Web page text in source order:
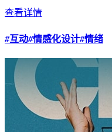
查看详情
#互动#情感化设计#情绪